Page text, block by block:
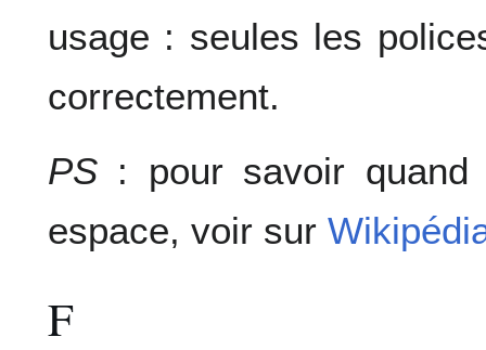
usage : seules les
correctement.
PS : pour savoir quand
espace, voir sur
F